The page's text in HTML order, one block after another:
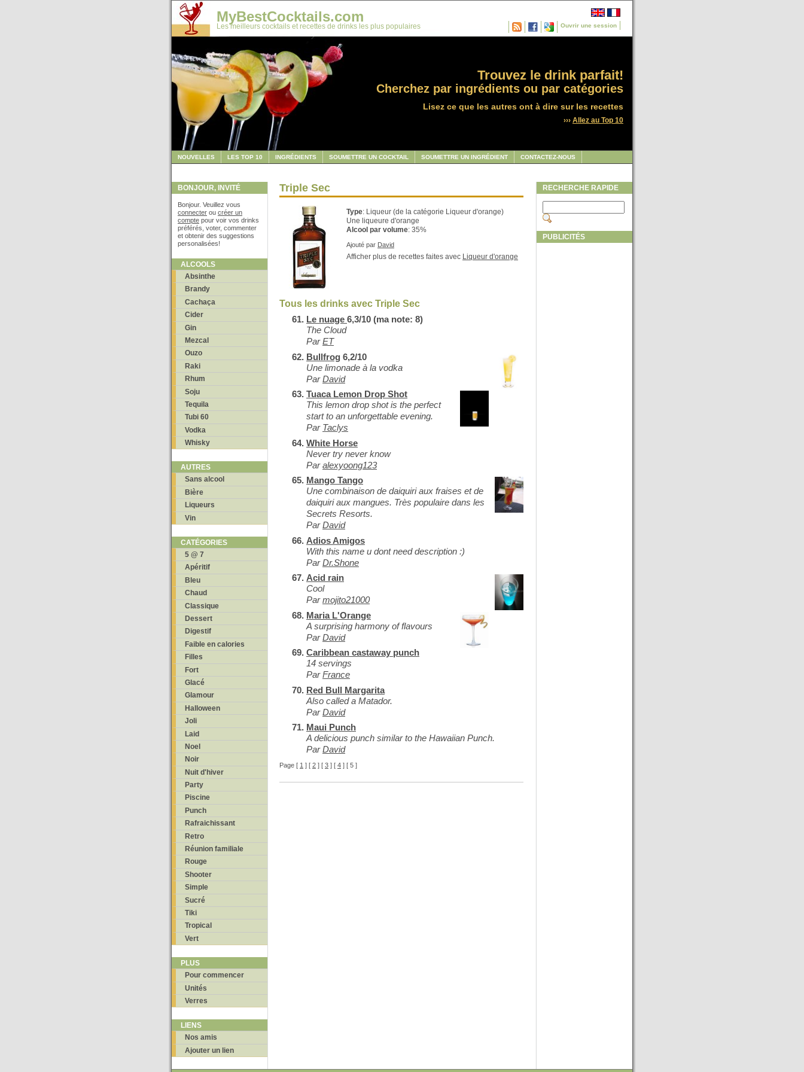
Ouvrir une session
MyBestCocktails.com
Les meilleurs cocktails et recettes de drinks les plus populaires
Trouvez le drink parfait!
Cherchez par ingrédients ou par catégories
Lisez ce que les autres ont à dire sur les recettes
››› Allez au Top 10
NOUVELLES LES TOP 10 INGRÉDIENTS SOUMETTRE UN COCKTAIL SOUMETTRE UN INGRÉDIENT CONTACTEZ-NOUS
BONJOUR, INVITÉ
Bonjour. Veuillez vous
connecter ou créer un
compte pour voir vos drinks
préférés, voter, commenter
et obtenir des suggestions
personalisées!
ALCOOLS
Absinthe
Brandy
Cachaça
Cider
Gin
Mezcal
Ouzo
Raki
Rhum
Soju
Tequila
Tubi 60
Vodka
Whisky
AUTRES
Sans alcool
Bière
Liqueurs
Vin
CATÉGORIES
5 @ 7
Apéritif
Bleu
Chaud
Classique
Dessert
Digestif
Faible en calories
Filles
Fort
Glacé
Glamour
Halloween
Joli
Laid
Noel
Noir
Nuit d'hiver
Party
Piscine
Punch
Rafraichissant
Retro
Réunion familiale
Rouge
Shooter
Simple
Sucré
Tiki
Tropical
Vert
PLUS
Pour commencer
Unités
Verres
LIENS
Nos amis
Ajouter un lien
Triple Sec
Type: Liqueur (de la catégorie Liqueur d'orange)
Une liqueure d'orange
Alcool par volume: 35%
Ajouté par David
Afficher plus de recettes faites avec Liqueur d'orange
Tous les drinks avec Triple Sec
Le nuage 6,3/10 (ma note: 8)
The Cloud
ParET
Bullfrog 6,2/10
Une limonade à la vodka
ParDavid
Tuaca Lemon Drop Shot
This lemon drop shot is the perfect
start to an unforgettable evening.
Par Taclys
White Horse
Never try never know
Paralexyoong123
Mango Tango
Une combinaison de daiquiri aux fraises et de
daiquiri aux mangues. Très populaire dans les
Secrets Resorts.
ParDavid
Adios Amigos
With this name u dont need description :)
ParDr.Shone
Acid rain
Cool
Parmojito21000
Maria L'Orange
A surprising harmony of flavours
ParDavid
Caribbean castaway punch
14 servings
ParFrance
Red Bull Margarita
Also called a Matador.
ParDavid
Maui Punch
A delicious punch similar to the Hawaiian Punch.
ParDavid
Page [ 1 ] [ 2 ] [ 3 ] [ 4 ] [ 5 ]
RECHERCHE RAPIDE
PUBLICITÉS